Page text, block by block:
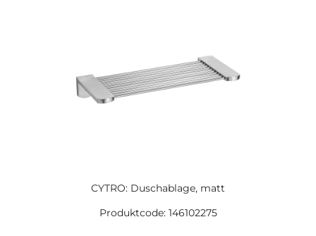
CYTRO: Duschablage, matt
Produktcode: 146102275